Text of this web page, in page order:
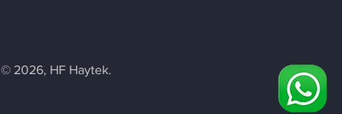
© 2026, HF Haytek.